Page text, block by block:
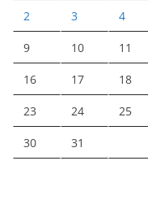
2 3 4
9 10 11
16 17 18
23 24 25
30 31